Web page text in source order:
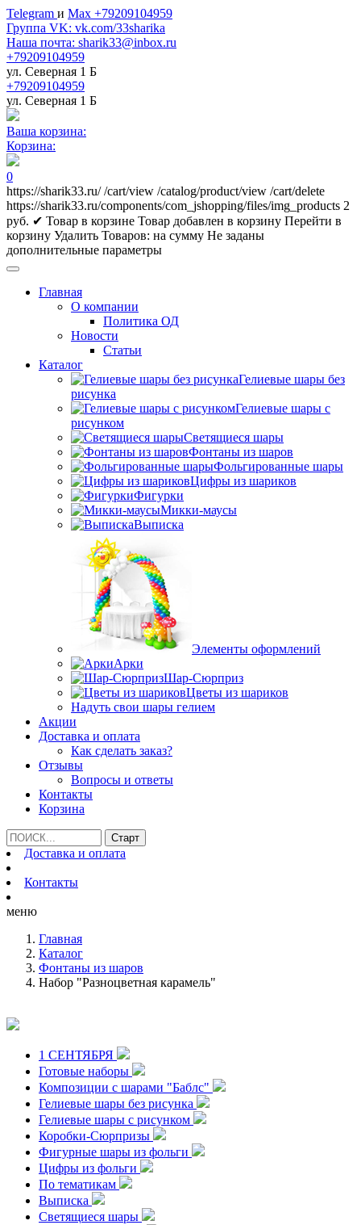
Telegram и Max +79209104959
Группа VK: vk.com/33sharika
Наша почта: sharik33@inbox.ru
+79209104959
ул. Северная 1 Б
+79209104959
ул. Северная 1 Б
Ваша корзина:
Корзина:
0
https://sharik33.ru/ /cart/view /catalog/product/view /cart/delete
https://sharik33.ru/components/com_jshopping/files/img_products 2
руб. ✔ Товар в корзине Товар добавлен в корзину Перейти в
корзину Удалить Товаров: на сумму Не заданы
дополнительные параметры
Главная
О компании
Политика ОД
Новости
Статьи
Каталог
Гелиевые шары без
рисунка
Гелиевые шары с
рисунком
Светящиеся шары
Фонтаны из шаров
Фольгированные шары
Цифры из шариков
Фигурки
Микки-маусы
Выписка
Элементы оформлений
Арки
Шар-Сюрприз
Цветы из шариков
Надуть свои шары гелием
Акции
Доставка и оплата
Как сделать заказ?
Отзывы
Вопросы и ответы
Контакты
Корзина
Доставка и оплата
Контакты
меню
Главная
Каталог
Фонтаны из шаров
Набор "Разноцветная карамель"
1 СЕНТЯБРЯ
Готовые наборы
Композиции с шарами "Баблс"
Гелиевые шары без рисунка
Гелиевые шары с рисунком
Коробки-Сюрпризы
Фигурные шары из фольги
Цифры из фольги
По тематикам
Выписка
Светящиеся шары